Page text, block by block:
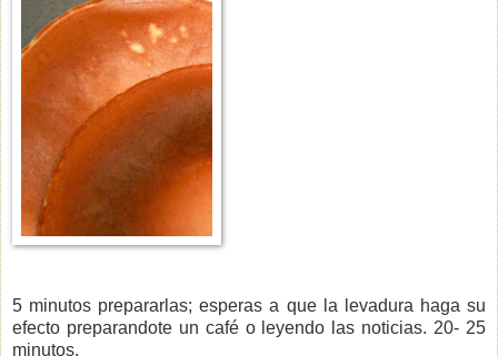
5 minutos prepararlas; esperas a que la levadura haga su
efecto preparandote un café o leyendo las noticias. 20- 25
minutos.